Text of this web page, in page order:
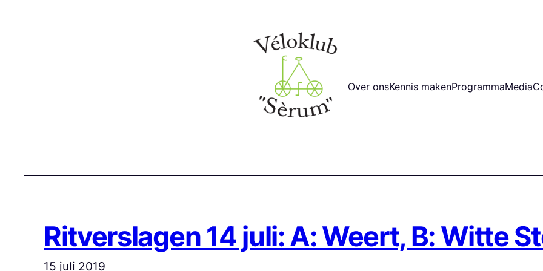
Over onsKennis makenProgrammaMedia
Ritverslagen 14 juli: A: Weert, B: Witte
15 juli 2019